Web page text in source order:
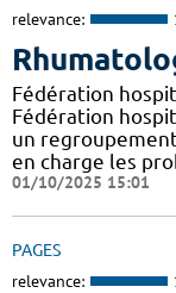
relevance:
Fédération
Fédération
un
en charge les
01/10/2025 15:01
PAGES
relevance: